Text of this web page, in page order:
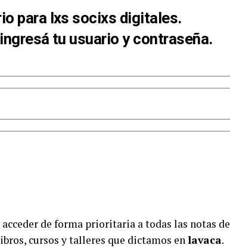
para lxs socixs digitales.
tu usuario y contraseña.
de forma prioritaria a todas las notas de
cursos y talleres que dictamos enlavaca.